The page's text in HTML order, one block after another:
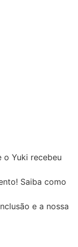
o Yuki recebeu
Saiba como
e a nossa